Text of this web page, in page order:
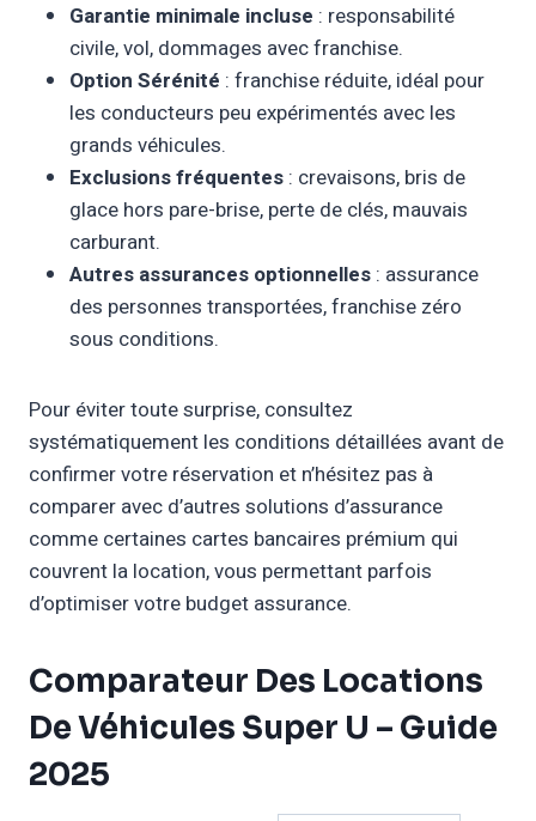
Garantie minimale incluse : responsabilité
civile, vol, dommages avec franchise.
Option Sérénité : franchise réduite, idéal pour
les conducteurs peu expérimentés avec les
grands véhicules.
Exclusions fréquentes : crevaisons, bris de
glace hors pare-brise, perte de clés, mauvais
carburant.
Autres assurances optionnelles : assurance
des personnes transportées, franchise zéro
sous conditions.
Pour éviter toute surprise, consultez
systématiquement les conditions détaillées avant de
confirmer votre réservation et n’hésitez pas à
comparer avec d’autres solutions d’assurance
comme certaines cartes bancaires prémium qui
couvrent la location, vous permettant parfois
d’optimiser votre budget assurance.
Comparateur Des Locations
De Véhicules Super U – Guide
2025